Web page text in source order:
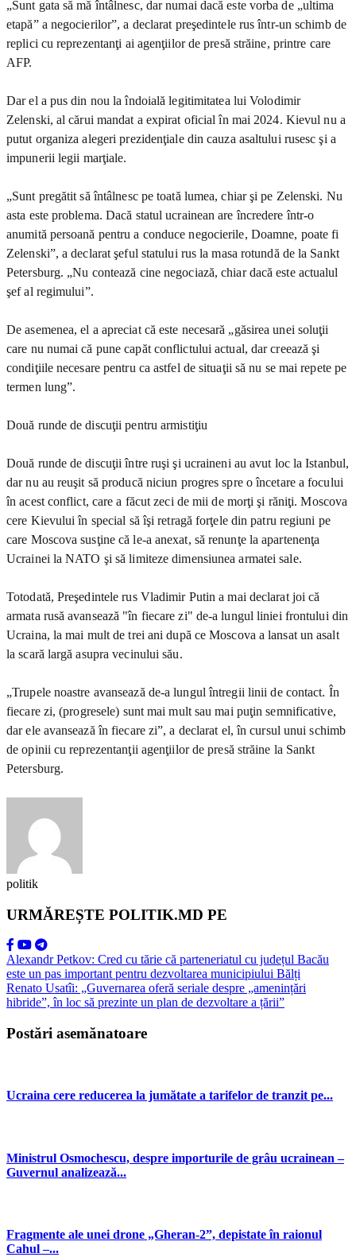
„Sunt gata să mă întâlnesc, dar numai dacă este vorba de „ultima
etapă” a negocierilor”, a declarat preşedintele rus într-un schimb de
replici cu reprezentanţi ai agenţiilor de presă străine, printre care
AFP.
Dar el a pus din nou la îndoială legitimitatea lui Volodimir
Zelenski, al cărui mandat a expirat oficial în mai 2024. Kievul nu a
putut organiza alegeri prezidenţiale din cauza asaltului rusesc şi a
impunerii legii marţiale.
„Sunt pregătit să întâlnesc pe toată lumea, chiar şi pe Zelenski. Nu
asta este problema. Dacă statul ucrainean are încredere într-o
anumită persoană pentru a conduce negocierile, Doamne, poate fi
Zelenski”, a declarat şeful statului rus la masa rotundă de la Sankt
Petersburg. „Nu contează cine negociază, chiar dacă este actualul
şef al regimului”.
De asemenea, el a apreciat că este necesară „găsirea unei soluţii
care nu numai că pune capăt conflictului actual, dar creează şi
condiţiile necesare pentru ca astfel de situaţii să nu se mai repete pe
termen lung”.
Două runde de discuţii pentru armistiţiu
Două runde de discuţii între ruşi şi ucraineni au avut loc la Istanbul,
dar nu au reuşit să producă niciun progres spre o încetare a focului
în acest conflict, care a făcut zeci de mii de morţi şi răniţi. Moscova
cere Kievului în special să îşi retragă forţele din patru regiuni pe
care Moscova susţine că le-a anexat, să renunţe la apartenenţa
Ucrainei la NATO şi să limiteze dimensiunea armatei sale.
Totodată, Preşedintele rus Vladimir Putin a mai declarat joi că
armata rusă avansează "în fiecare zi" de-a lungul liniei frontului din
Ucraina, la mai mult de trei ani după ce Moscova a lansat un asalt
la scară largă asupra vecinului său.
„Trupele noastre avansează de-a lungul întregii linii de contact. În
fiecare zi, (progresele) sunt mai mult sau mai puţin semnificative,
dar ele avansează în fiecare zi”, a declarat el, în cursul unui schimb
de opinii cu reprezentanţii agenţiilor de presă străine la Sankt
Petersburg.
politik
URMĂREȘTE POLITIK.MD PE
Alexandr Petkov: Cred cu tărie că parteneriatul cu județul Bacău
este un pas important pentru dezvoltarea municipiului Bălți
Renato Usatîi: „Guvernarea oferă seriale despre „amenințări
hibride”, în loc să prezinte un plan de dezvoltare a țării”
Postări asemănatoare
Ucraina cere reducerea la jumătate a tarifelor de tranzit pe...
Ministrul Osmochescu, despre importurile de grâu ucrainean –
Guvernul analizează...
Fragmente ale unei drone „Gheran-2”, depistate în raionul
Cahul –...